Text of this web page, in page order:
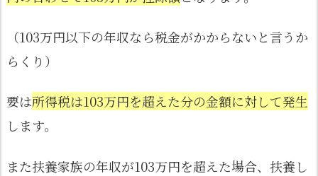
（103万円以下の年収なら税金がかからないと言うか
らくり）
要は所得税は103万円を超えた分の金額に対して発生
します。
また扶養家族の年収が103万円を超えた場合、扶養し